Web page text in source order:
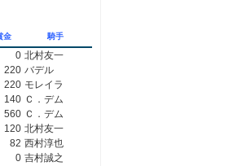
金 騎手
0 北村友一
220 バデル
220 モレイラ
140 Ｃ．デム
560 Ｃ．デム
120 北村友一
82 西村淳也
0 吉村誠之